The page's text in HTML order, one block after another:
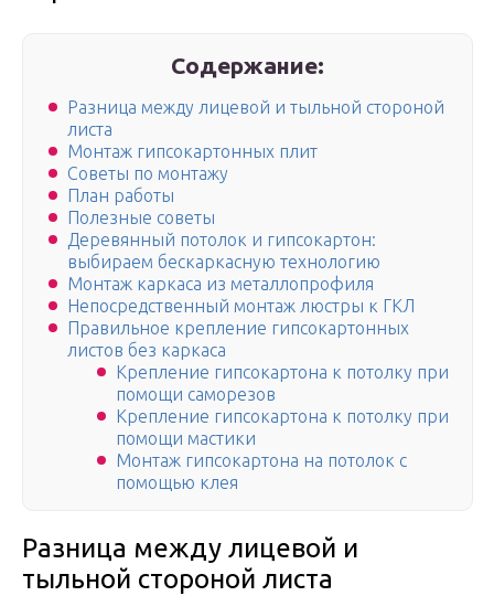
Содержание:
Разница между лицевой и тыльной стороной
листа
Монтаж гипсокартонных плит
Советы по монтажу
План работы
Полезные советы
Деревянный потолок и гипсокартон:
выбираем бескаркасную технологию
Монтаж каркаса из металлопрофиля
Непосредственный монтаж люстры к ГКЛ
Правильное крепление гипсокартонных
листов без каркаса
Крепление гипсокартона к потолку при
помощи саморезов
Крепление гипсокартона к потолку при
помощи мастики
Монтаж гипсокартона на потолок с
помощью клея
Разница между лицевой и
тыльной стороной листа